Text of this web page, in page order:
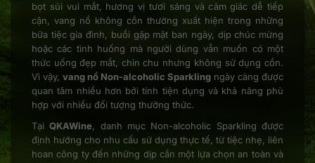
bọt sủi vui mắt, hương vị tươi sáng và cảm giác dễ tiếp
cận, vang nổ không cồn thường xuất hiện trong những
bữa tiệc gia đình, buổi gặp mặt ban ngày, dịp chúc mừng
hoặc các tình huống mà người dùng vẫn muốn có một
thức uống đẹp mắt, chỉn chu nhưng không sử dụng cồn.
Vì vậy, vang nổ Non-alcoholic Sparkling ngày càng được
quan tâm nhiều hơn bởi tính tiện dụng và khả năng phù
hợp với nhiều đối tượng thưởng thức.
TạiQKAWine, danh mục Non-alcoholic Sparkling được
định hướng cho nhu cầu sử dụng thực tế, từ tiệc nhẹ, liên
hoan công ty đến những dịp cần một lựa chọn an toàn và